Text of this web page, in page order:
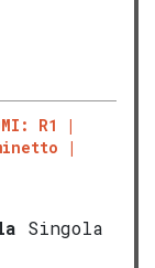
R1
Singola